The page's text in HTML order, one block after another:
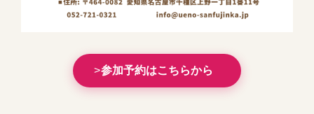
参加予約はこちらから